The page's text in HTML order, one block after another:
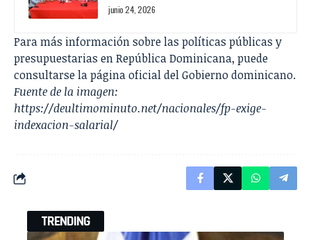
junio 24, 2026
Para más información sobre las políticas públicas y
presupuestarias en República Dominicana, puede
consultarse la página oficial delGobierno dominicano.
Fuente de la imagen:
https://deultimominuto.net/nacionales/fp-exige-
indexacion-salarial/
TRENDING